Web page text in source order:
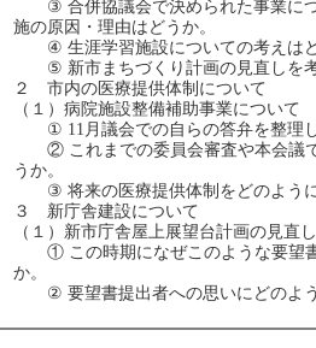
③ 合併協議会で決められた事業につ
施の原因・理由はどうか。
④ 生涯学習施設についての考えはど
⑤ 新市まちづくり計画の見直しを考
２ 市内の医療提供体制について
（１）病院施設整備補助事業について
① 11月議会での自らの答弁を整理し
② これまでの委員会審査や本会議
うか。
③ 将来の医療提供体制をどのように
３ 新庁舎建設について
（１）新市庁舎屋上展望台計画の見直
① この時期になぜこのような要望書
か。
② 要望書提出者への思いにどのよう